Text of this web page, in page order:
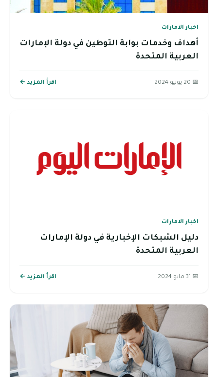
اخبار الامارات
أهداف وخدمات بوابة التوطين في دولة الإمارات
العربية المتحدة
📅 20 يونيو 2024 اقرأ المزيد ←
اخبار الامارات
دليل الشبكات الإخبارية في دولة الإمارات
العربية المتحدة
📅 31 مايو 2024 اقرأ المزيد ←